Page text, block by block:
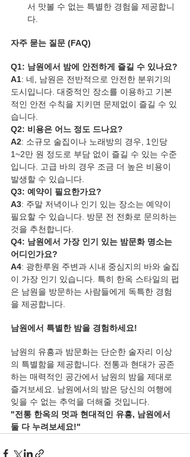
서 맛볼 수 없는 특별한 경험을 제공합니
다.
자주 묻는 질문 (FAQ)
Q1: 남원에서 밤에 안전하게 즐길 수 있나요?
A1: 네, 남원은 전반적으로 안전한 분위기의
도시입니다. 대중적인 장소를 이용하고 기본
적인 안전 수칙을 지키면 문제없이 즐길 수 있
습니다.
Q2: 비용은 어느 정도 드나요?
A2: 소규모 술집이나 노래방의 경우, 1인당
1~2만 원 정도로 부담 없이 즐길 수 있는 수준
입니다. 고급 바의 경우 조금 더 높은 비용이
발생할 수 있습니다.
Q3: 예약이 필요한가요?
A3: 주말 저녁이나 인기 있는 장소는 예약이
필요할 수 있습니다. 방문 전 전화로 문의하는
것을 추천합니다.
Q4: 남원에서 가장 인기 있는 밤문화 명소는
어디인가요?
A4: 광한루원 주변과 시내 중심지의 바와 술집
이 가장 인기 있습니다. 특히 한옥 스타일의 펍
은 남원을 방문하는 사람들에게 독특한 경험
을 제공합니다.
남원에서 특별한 밤을 경험하세요!
남원의 유흥과 밤문화는 단순한 술자리 이상
의 특별함을 제공합니다. 전통과 현대가 공존
하는 매력적인 공간에서 남원의 밤을 제대로
즐겨보세요. 남원에서의 밤은 당신의 여행에
잊을 수 없는 추억을 더해줄 것입니다.
"전통 한옥의 멋과 현대적인 유흥, 남원에서
둘 다 누려보세요!"